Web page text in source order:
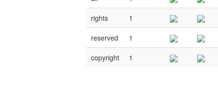
rights 1
reserved 1
copyright 1